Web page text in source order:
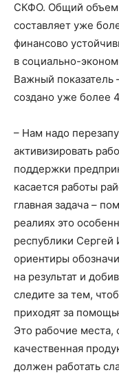
СКФО. Общий объем
составляет уже
финансово
в социально-
Важный показатель
создано уже более
– Нам надо
активизировать
поддержки
касается работы
главная задача –
реалиях это
республики Сергей
ориентиры
на результат и
следите за тем,
приходят за
Это рабочие места,
качественная
должен работать